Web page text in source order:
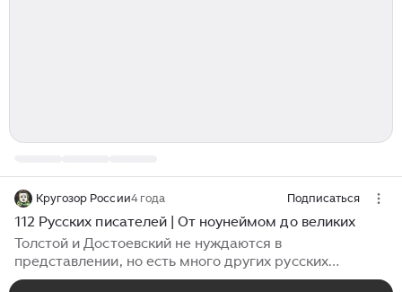
Кругозор России4 года Подписаться
112 Русских писателей | От ноунеймом до великих
Толстой и Достоевский не нуждаются в
представлении, но есть много других русских
писателей, не менее великих, чем этот супер-дуэт.